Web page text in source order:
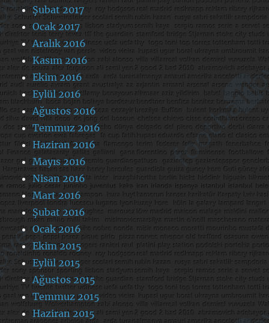
Şubat 2017
Ocak 2017
Aralık 2016
Kasım 2016
Ekim 2016
Eylül 2016
Ağustos 2016
Temmuz 2016
Haziran 2016
Mayıs 2016
Nisan 2016
Mart 2016
Şubat 2016
Ocak 2016
Ekim 2015
Eylül 2015
Ağustos 2015
Temmuz 2015
Haziran 2015